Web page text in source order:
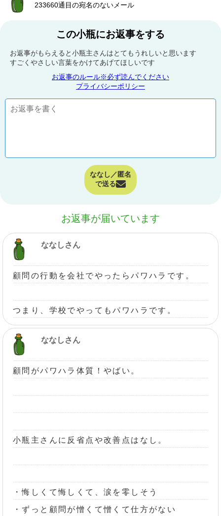
233660通目の宛名のないメール
この小瓶にお返事をする
お返事がもらえると小瓶主さんはとてもうれしいと思います
すごくやさしい言葉をかけてあげてほしいです
お返事のルール※必ず読んでください
プライバシーポリシー
ななし／匿名
で送る
お返事が届いています
ななしさん
顧問の行動を会社でやったらパワハラです。
つまり、学校でやってもパワハラです。
ななしさん
顧問がパワハラ体質！やばい。
小瓶主さんに反省点や改善点はなし。
・悔しくて悔しくて、涙を零しそう
・ずっと顧問が憎くて憎くて仕方がない